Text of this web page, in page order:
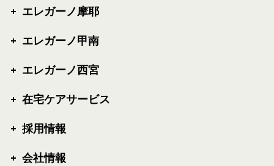
エレガーノ摩耶
エレガーノ甲南
エレガーノ西宮
在宅ケアサービス
採用情報
会社情報